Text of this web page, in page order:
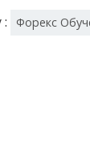
Форекс